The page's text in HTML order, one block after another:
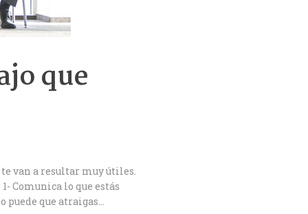
que
te van a resultar muy útiles.
Comunica lo que estás
puede que atraigas…